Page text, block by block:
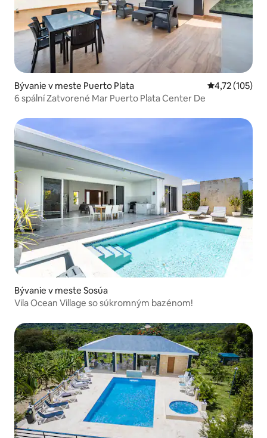
Bývanie v meste Puerto Plata Priemerné
4,72 (105)
6 spální Zatvorené Mar Puerto Plata Center De
Bývanie v meste Sosúa
Vila Ocean Village so súkromným bazénom!